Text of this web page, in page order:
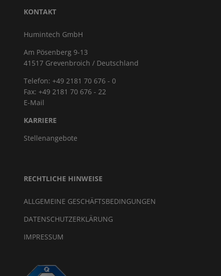
KONTAKT
Humintech GmbH
Am Pösenberg 9-13
41517 Grevenbroich / Deutschland
Telefon: +49 2181 70 676 - 0
Fax: +49 2181 70 676 - 22
E-Mail
KARRIERE
Stellenangebote
RECHTLICHE HINWEISE
ALLGEMEINE GESCHÄFTSBEDINGUNGEN
DATENSCHUTZERKLÄRUNG
IMPRESSUM